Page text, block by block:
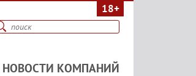
18+
НОВОСТИ КОМПАНИЙ